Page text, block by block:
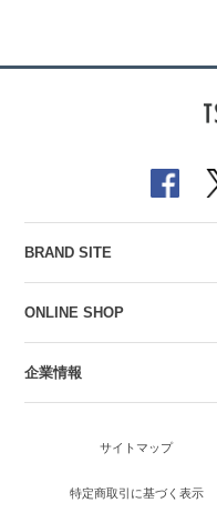
BRAND SITE
ONLINE SHOP
企業情報
サイトマップ
特定商取引に基づく表示